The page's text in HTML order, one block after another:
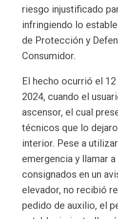
riesgo injustificado
infringiendo lo
de Protección y
Consumidor.
El hecho ocurrió el
2024, cuando el
ascensor, el cual
técnicos que lo
interior. Pese a
emergencia y llamar
consignados en un
elevador, no recibió
pedido de auxilio, el